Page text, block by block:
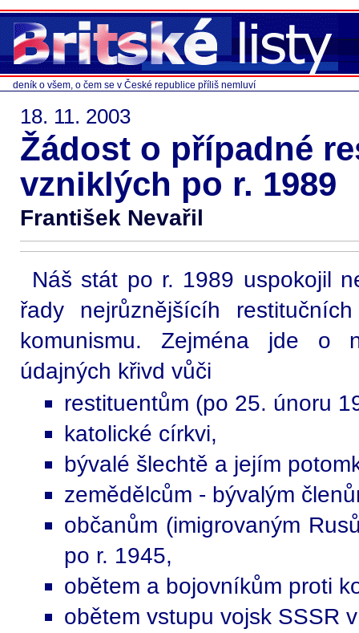
deník o všem, o čem se v České republice příliš nemluví
18. 11. 2003
Žádost o případné
vzniklých po r. 1989
František Nevařil
Náš stát po r. 1989 uspokojil
řady nejrůznějšícíh
komunismu. Zejména jde o
údajných křivd vůči
restituentům (po 25. únoru
katolické církvi,
bývalé šlechtě a jejím
zemědělcům - bývalým
občanům (imigrovaným
po r. 1945,
obětem a bojovníkům proti
obětem vstupu vojsk SSSR